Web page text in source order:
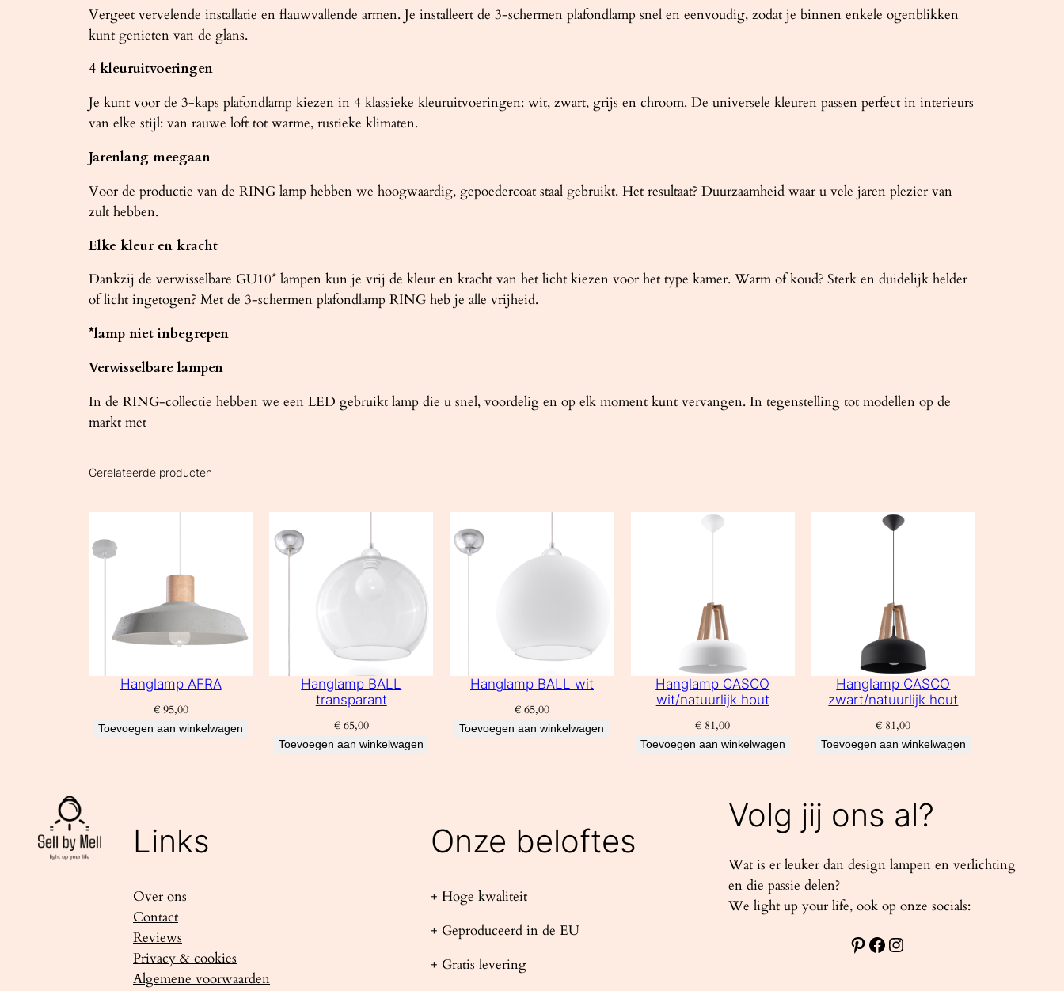
Vergeet vervelende installatie en flauwvallende armen. Je installeert de 3-schermen plafondlamp snel en eenvoudig, zodat je binnen enkele ogenblikken
kunt genieten van de glans.
4 kleuruitvoeringen
Je kunt voor de 3-kaps plafondlamp kiezen in 4 klassieke kleuruitvoeringen: wit, zwart, grijs en chroom. De universele kleuren passen perfect in interieurs
van elke stijl: van rauwe loft tot warme, rustieke klimaten.
Jarenlang meegaan
Voor de productie van de RING lamp hebben we hoogwaardig, gepoedercoat staal gebruikt. Het resultaat? Duurzaamheid waar u vele jaren plezier van
zult hebben.
Elke kleur en kracht
Dankzij de verwisselbare GU10* lampen kun je vrij de kleur en kracht van het licht kiezen voor het type kamer. Warm of koud? Sterk en duidelijk helder
of licht ingetogen? Met de 3-schermen plafondlamp RING heb je alle vrijheid.
*lamp niet inbegrepen
Verwisselbare lampen
In de RING-collectie hebben we een LED gebruikt lamp die u snel, voordelig en op elk moment kunt vervangen. In tegenstelling tot modellen op de
markt met
Gerelateerde producten
Hanglamp AFRA
€95,00
Toevoegen aan winkelwagen
Hanglamp BALL
transparant
€65,00
Toevoegen aan winkelwagen
Hanglamp BALL wit
€65,00
Toevoegen aan winkelwagen
Hanglamp CASCO
wit/natuurlijk hout
€ 81,00
Toevoegen aan winkelwagen
Hanglamp CASCO
zwart/natuurlijk hout
€ 81,00
Toevoegen aan winkelwagen
Links
Over ons
Contact
Reviews
Privacy & cookies
Algemene voorwaarden
Onze beloftes
+ Hoge kwaliteit
+ Geproduceerd in de EU
+ Gratis levering
Volg jij ons al?
Wat is er leuker dan design lampen en verlichting
en die passie delen?
We light up your life, ook op onze socials:
Pinterest Facebook Instagram